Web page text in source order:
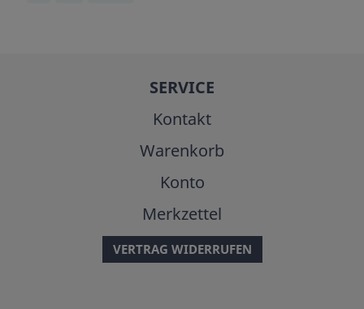
SERVICE
Kontakt
Warenkorb
Konto
Merkzettel
VERTRAG WIDERRUFEN